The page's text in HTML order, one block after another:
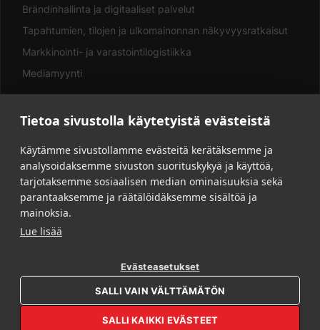
Tietoa sivustolla käytetyistä evästeistä
Käytämme sivustollamme evästeitä kerätäksemme ja
analysoidaksemme sivuston suorituskykyä ja käyttöä,
tarjotaksemme sosiaalisen median ominaisuuksia sekä
parantaaksemme ja räätälöidäksemme sisältöä ja
mainoksia.
Lue lisää
Evästeasetukset
SALLI VAIN VÄLTTÄMÄTÖN
SALLI KAIKKI EVÄSTEET
Brändinhallinta ja digitaaliset palvelut
Tapahtumien, tilojen ja ulkomainonnan näkyvyysratkaisut
Markkinointi- ja varastointilogistiikka
Mediamyynti
Asiakkaalle
Vastuullisuus
Yritys
Yhteystiedot
Aineisto-ohjeet
OPEN REBL AI